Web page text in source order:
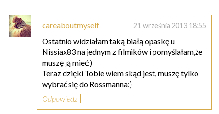
careaboutmyself 21 września 2013 18:55
Ostatnio widziałam taką białą opaskę u
Nissiax83 na jednym z filmików i pomyślałam,że
muszę ją mieć:)
Teraz dzięki Tobie wiem skąd jest, muszę tylko
wybrać się do Rossmanna:)
Odpowiedz